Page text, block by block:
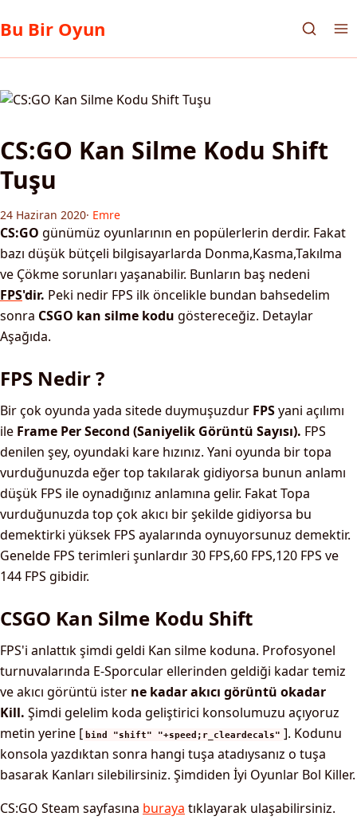
Bu Bir Oyun
CS:GO Kan Silme Kodu Shift
Tuşu
24 Haziran 2020· Emre
CS:GO günümüz oyunlarının en popülerlerin derdir. Fakat
bazı düşük bütçeli bilgisayarlarda Donma,Kasma,Takılma
ve Çökme sorunları yaşanabilir. Bunların baş nedeni
FPS'dir. Peki nedir FPS ilk öncelikle bundan bahsedelim
sonra CSGO kan silme kodu göstereceğiz. Detaylar
Aşağıda.
FPS Nedir ?
Bir çok oyunda yada sitede duymuşuzdur FPSyani açılımı
ile Frame Per Second (Saniyelik Görüntü Sayısı). FPS
denilen şey, oyundaki kare hızınız. Yani oyunda bir topa
vurduğunuzda eğer top takılarak gidiyorsa bunun anlamı
düşük FPS ile oynadığınız anlamına gelir. Fakat Topa
vurduğunuzda top çok akıcı bir şekilde gidiyorsa bu
demektirki yüksek FPS ayalarında oynuyorsunuz demektir.
Genelde FPS terimleri şunlardır 30 FPS,60 FPS,120 FPS ve
144 FPS gibidir.
CSGO Kan Silme Kodu Shift
FPS'i anlattık şimdi geldi Kan silme koduna. Profosyonel
turnuvalarında E-Sporcular ellerinden geldiği kadar temiz
ve akıcı görüntü ister ne kadar akıcı görüntü okadar
Kill. Şimdi gelelim koda geliştirici konsolumuzu açıyoruz
metin yerine [ bind "shift" "+speed;r_cleardecals" ]. Kodunu
konsola yazdıktan sonra hangi tuşa atadıysanız o tuşa
basarak Kanları silebilirsiniz. Şimdiden İyi Oyunlar Bol Killer.
CS:GO Steam sayfasına buraya tıklayarak ulaşabilirsiniz.